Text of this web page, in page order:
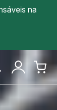
na
minha
conta
O
meu